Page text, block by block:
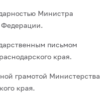
Министра
Федерации.
письмом
края.
грамотой Министерства
края.